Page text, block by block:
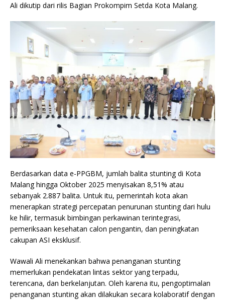
Ali dikutip dari rilis Bagian Prokompim Setda Kota Malang.
Berdasarkan data e-PPGBM, jumlah balita stunting di Kota
Malang hingga Oktober 2025 menyisakan 8,51% atau
sebanyak 2.887 balita. Untuk itu, pemerintah kota akan
menerapkan strategi percepatan penurunan stunting dari hulu
ke hilir, termasuk bimbingan perkawinan terintegrasi,
pemeriksaan kesehatan calon pengantin, dan peningkatan
cakupan ASI eksklusif.
Wawali Ali menekankan bahwa penanganan stunting
memerlukan pendekatan lintas sektor yang terpadu,
terencana, dan berkelanjutan. Oleh karena itu, pengoptimalan
penanganan stunting akan dilakukan secara kolaboratif dengan